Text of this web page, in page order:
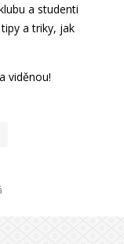
a studenti
a triky, jak
viděnou!